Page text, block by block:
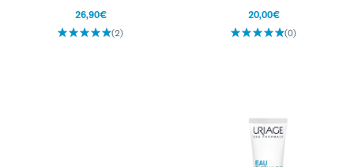
26,90€
(2)
20,00€
(0)